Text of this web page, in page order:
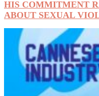
HIS COMMITMENT
ABOUT SEXUAL